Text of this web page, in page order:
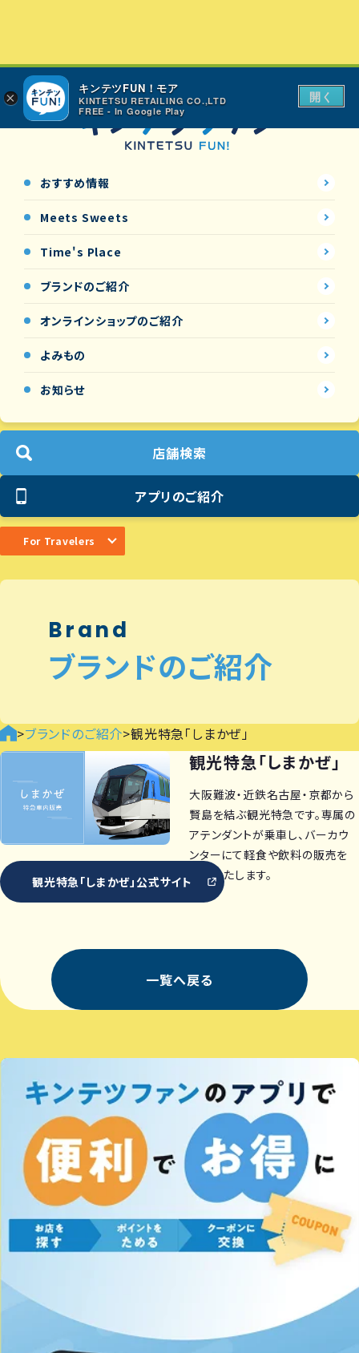
おすすめ情報
Meets Sweets
Time's Place
ブランドのご紹介
オンラインショップのご紹介
よみもの
お知らせ
店舗検索
アプリのご紹介
For Travelers
Brand
ブランドのご紹介
>ブランドのご紹介>観光特急「しまかぜ」
観光特急「しまかぜ」公式サイト
観光特急「しまかぜ」
大阪難波・近鉄名古屋・京都から
賢島を結ぶ観光特急です。専属の
アテンダントが乗車し、バーカウ
ンターにて軽食や飲料の販売を
実施いたします。
一覧へ戻る
×
キンテツFUN！モア
KINTETSU RETAILING CO.,LTD
FREE - In Google Play
開く